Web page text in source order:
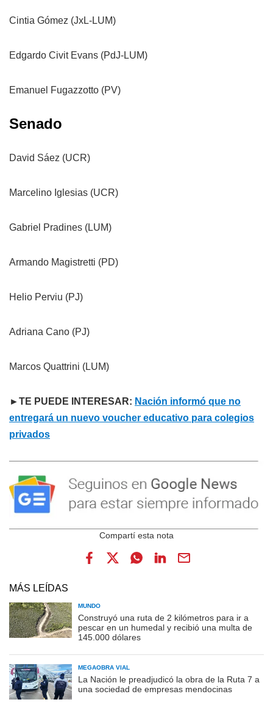
Cintia Gómez (JxL-LUM)
Edgardo Civit Evans (PdJ-LUM)
Emanuel Fugazzotto (PV)
Senado
David Sáez (UCR)
Marcelino Iglesias (UCR)
Gabriel Pradines (LUM)
Armando Magistretti (PD)
Helio Perviu (PJ)
Adriana Cano (PJ)
Marcos Quattrini (LUM)
►TE PUEDE INTERESAR: Nación informó que no
entregará un nuevo voucher educativo para colegios
privados
MÁS LEÍDAS
MUNDO
Construyó una ruta de 2 kilómetros para ir a
pescar en un humedal y recibió una multa de
145.000 dólares
MEGAOBRA VIAL
La Nación le preadjudicó la obra de la Ruta 7 a
una sociedad de empresas mendocinas